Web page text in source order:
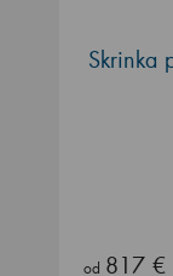
Skrinka
od 817 €